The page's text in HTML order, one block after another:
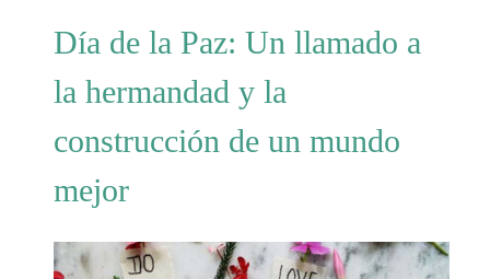
Día de la Paz: Un llamado a
la hermandad y la
construcción de un mundo
mejor